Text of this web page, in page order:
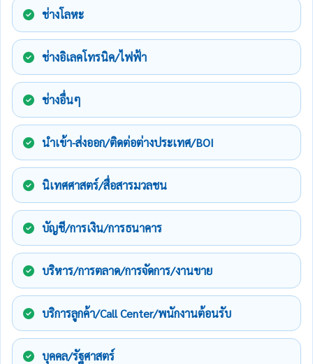
ช่างโลหะ
ช่างอิเลคโทรนิค/ไฟฟ้า
ช่างอื่นๆ
นำเข้า-ส่งออก/ติดต่อต่างประเทศ/BOI
นิเทศศาสตร์/สื่อสารมวลชน
บัญชี/การเงิน/การธนาคาร
บริหาร/การตลาด/การจัดการ/งานขาย
บริการลูกค้า/Call Center/พนักงานต้อนรับ
บุคคล/รัฐศาสตร์